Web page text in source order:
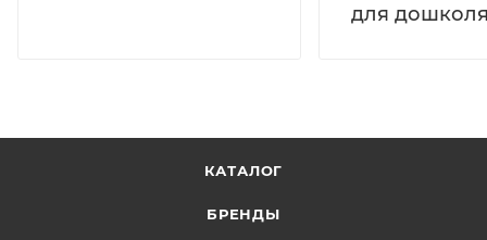
для
КАТАЛОГ
БРЕНДЫ